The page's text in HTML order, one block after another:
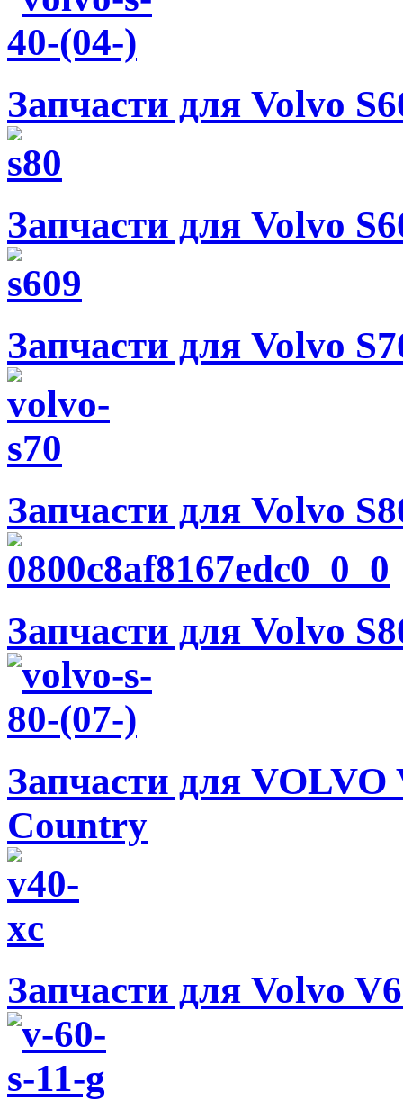
Запчасти для Volvo
Запчасти для Volvo
Запчасти для Volvo
Запчасти для Volvo
Запчасти для Volvo
Запчасти для VOLVO
Country
Запчасти для Volvo